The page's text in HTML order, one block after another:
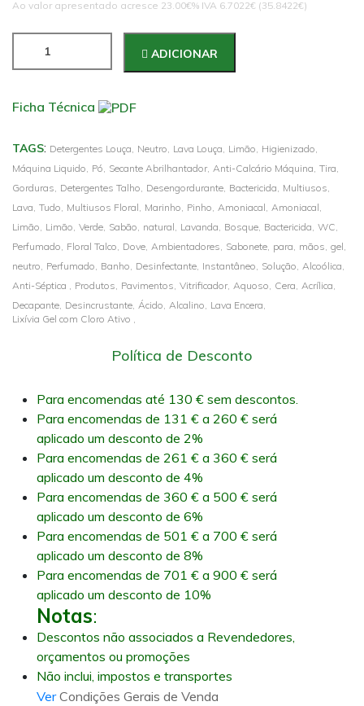
Ao valor apresentado acresce 23.00€% IVA 6.7022€ (35.8422€)
ADICIONAR
Ficha Técnica
TAGS: Detergentes Louça, Neutro, Lava Louça, Limão, Higienizado,
Máquina Liquido, Pó, Secante Abrilhantador, Anti-Calcário Máquina, Tira,
Gorduras, Detergentes Talho, Desengordurante, Bactericida, Multiusos,
Lava, Tudo, Multiusos Floral, Marinho, Pinho, Amoniacal, Amoniacal,
Limão, Limão, Verde, Sabão, natural, Lavanda, Bosque, Bactericida, WC,
Perfumado, Floral Talco, Dove, Ambientadores, Sabonete, para, mãos, gel,
neutro, Perfumado, Banho, Desinfectante, Instantâneo, Solução, Alcoólica,
Anti-Séptica , Produtos, Pavimentos, Vitrificador, Aquoso, Cera, Acrílica,
Decapante, Desincrustante, Ácido, Alcalino, Lava Encera,
Lixívia Gel com Cloro Ativo ,
Política de Desconto
Para encomendas até 130 € sem descontos.
Para encomendas de 131 € a 260 € será
aplicado um desconto de 2%
Para encomendas de 261 € a 360 € será
aplicado um desconto de 4%
Para encomendas de 360 € a 500 € será
aplicado um desconto de 6%
Para encomendas de 501 € a 700 € será
aplicado um desconto de 8%
Para encomendas de 701 € a 900 € será
aplicado um desconto de 10%
Notas:
Descontos não associados a Revendedores,
orçamentos ou promoções
Não inclui, impostos e transportes
VerCondições Gerais de Venda